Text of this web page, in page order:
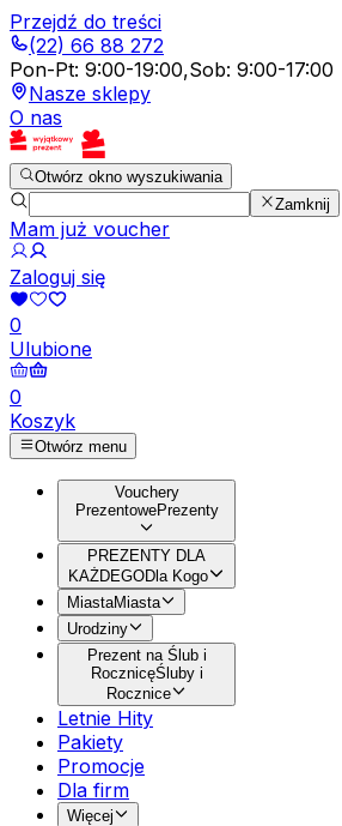
Przejdź do treści
(22) 66 88 272
Pon-Pt: 9:00-19:00,Sob: 9:00-17:00
Nasze sklepy
O nas
Otwórz okno wyszukiwania
Zamknij
Mam już voucher
Zaloguj się
0
Ulubione
0
Koszyk
Otwórz menu
Vouchery
PrezentowePrezenty
PREZENTY DLA
KAŻDEGODla Kogo
MiastaMiasta
Urodziny
Prezent na Ślub i
RocznicęŚluby i
Rocznice
Letnie Hity
Pakiety
Promocje
Dla firm
Więcej